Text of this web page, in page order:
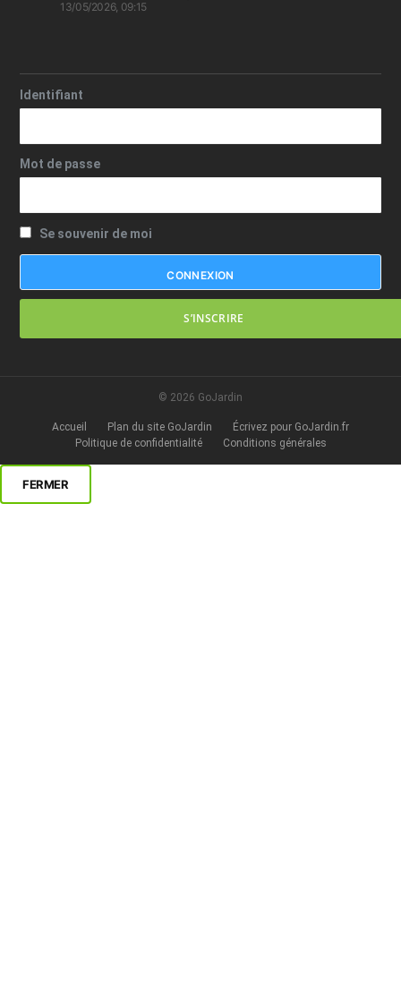
13/05/2026, 09:15
Identifiant
Mot de passe
Se souvenir de moi
S’INSCRIRE
© 2026 GoJardin
Accueil Plan du site GoJardin
Écrivez pour GoJardin.fr
Politique de confidentialité
Conditions générales
FERMER